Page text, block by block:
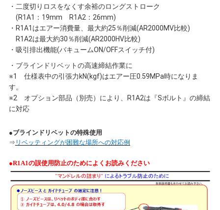
・二度切りロスをなくす余裕のロングストローク
(R1A1：19mm R1A2：26mm)
・R1A1はエアー消費量、最大約25％削減(AR2000MV比較)
R1A2は最大約30％削減(AR2000HV比較)
・吸引排出機能(バキュームON/OFFスイッチ付)
・ブラインドリベットの高速締結作業に
※1 仕様表中の引張力kN(kgf)はエアー圧0.59MPa時になりま
す。
※2 オプション部品（別売）により、R1A2は『Sボルト』の締結
に対応
●ブラインドリベットの特殊使用
⇒ リベッティングが困難な場所への対応例
●R1A1の誤使用防止のためによくお読みください